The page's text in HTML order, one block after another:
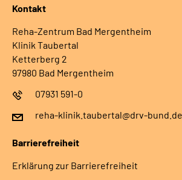
Kontakt
Reha-Zentrum Bad Mergentheim
Klinik Taubertal
Ketterberg 2
97980 Bad Mergentheim
07931 591-0
reha-klinik.taubertal@drv-bund.de
Barrierefreiheit
Erklärung zur Barrierefreiheit